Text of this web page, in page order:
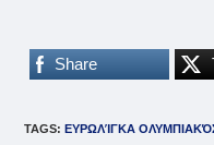
Share
TAGS:ΕΥΡΩΛΊΓΚΑ